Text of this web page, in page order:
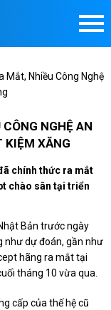
Mắt, Nhiều Công Nghệ
NGHỆ AN
KIỆM XĂNG
chính thức ra mắt
chào sân tại triển
Bản trước ngày
như dự đoán, gần như
hãng ra mắt tại
tháng 10 vừa qua.
cấp của thế hệ cũ